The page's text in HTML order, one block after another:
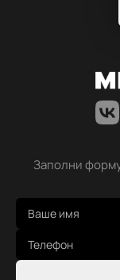
Заполни